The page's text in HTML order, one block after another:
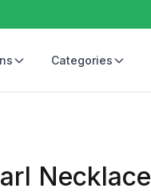
Categories
Necklace